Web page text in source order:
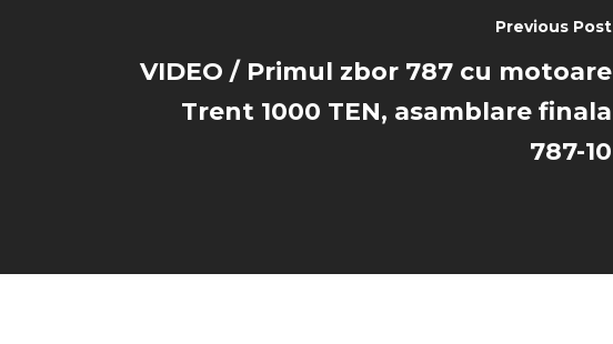
Previous Post
VIDEO / Primul zbor 787 cu motoare
Trent 1000 TEN, asamblare finala
787-10